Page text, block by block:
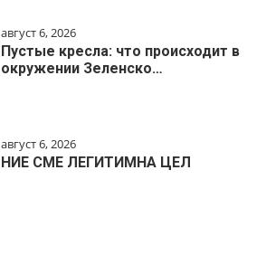
август 6, 2026
Пустые кресла: что происходит в
окружении Зеленско…
август 6, 2026
НИЕ СМЕ ЛЕГИТИМНА ЦЕЛ